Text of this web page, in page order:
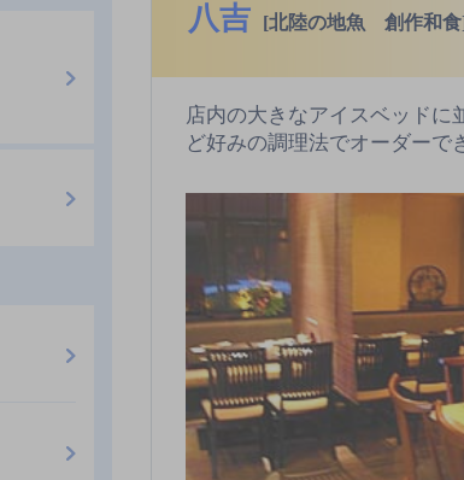
八吉 [北陸の地魚 創作和食
店内の大きなアイスベッドに
ど好みの調理法でオーダーで